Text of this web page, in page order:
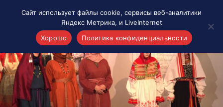
Акценты
Материалы о Рязани и области
Проекты 7 инфо
Сайт использует файлы cookie, сервисы веб-аналитики
Яндекс Метрика, и LiveInternet
Хорошо
Политика конфиденциальности